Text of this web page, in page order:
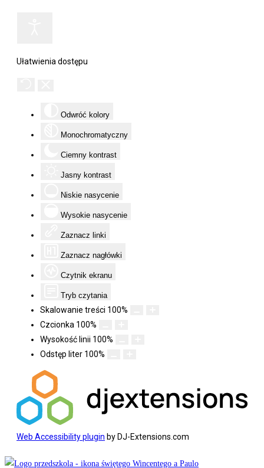
Ułatwienia dostępu
Odwróć kolory
Monochromatyczny
Ciemny kontrast
Jasny kontrast
Niskie nasycenie
Wysokie nasycenie
Zaznacz linki
Zaznacz nagłówki
Czytnik ekranu
Tryb czytania
Skalowanie treści 100%
Czcionka 100%
Wysokość linii 100%
Odstęp liter 100%
Web Accessibility plugin by DJ-Extensions.com
Koniec